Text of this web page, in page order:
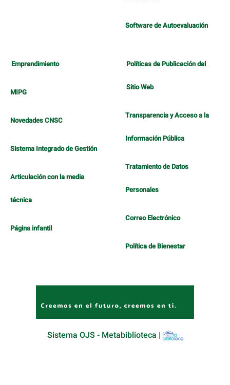
Software de Autoevaluación
Emprendimiento
MIPG
Novedades CNSC
Sistema Integrado de Gestión
Articulación con la media
técnica
Página infantil
Políticas de Publicación del
Sitio Web
Transparencia y Acceso a la
Información Pública
Tratamiento de Datos
Personales
Correo Electrónico
Política de Bienestar
Sistema OJS - Metabiblioteca |